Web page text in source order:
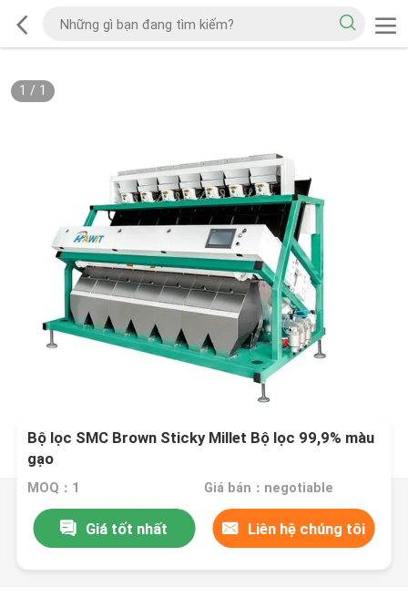
1 / 1
Bộ lọc SMC Brown Sticky Millet Bộ lọc 99,9% màu
gạo
MOQ：1 Giá bán：negotiable
Giá tốt nhất Liên hệ chúng tôi